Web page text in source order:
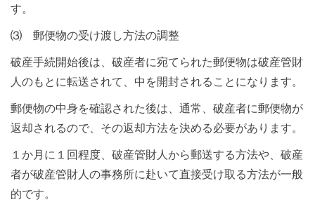
す。
⑶ 郵便物の受け渡し方法の調整
破産手続開始後は、破産者に宛てられた郵便物は破産管財
人のもとに転送されて、中を開封されることになります。
郵便物の中身を確認された後は、通常、破産者に郵便物が
返却されるので、その返却方法を決める必要があります。
１か月に１回程度、破産管財人から郵送する方法や、破産
者が破産管財人の事務所に赴いて直接受け取る方法が一般
的です。